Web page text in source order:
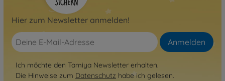
109,99 €
Archiv
1:10 RC Ferrari 458
Challenge (TT-02)
300058560
Nicht mehr verfügbar
Hier zum Newsletter anmelden!
Anmelden
Ich möchte den Tamiya Newsletter erhalten.
Die Hinweise zum Datenschutz habe ich gelesen.